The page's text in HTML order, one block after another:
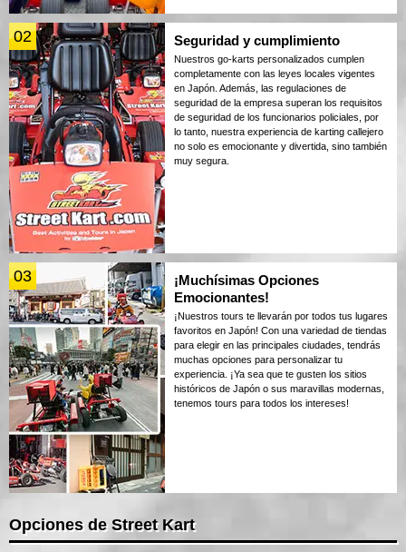
02 Seguridad y cumplimiento
Nuestros go-karts personalizados cumplen
completamente con las leyes locales vigentes
en Japón. Además, las regulaciones de
seguridad de la empresa superan los requisitos
de seguridad de los funcionarios policiales, por
lo tanto, nuestra experiencia de karting callejero
no solo es emocionante y divertida, sino también
muy segura.
03
¡Muchísimas Opciones
Emocionantes!
¡Nuestros tours te llevarán por todos tus lugares
favoritos en Japón! Con una variedad de tiendas
para elegir en las principales ciudades, tendrás
muchas opciones para personalizar tu
experiencia. ¡Ya sea que te gusten los sitios
históricos de Japón o sus maravillas modernas,
tenemos tours para todos los intereses!
Opciones de Street Kart